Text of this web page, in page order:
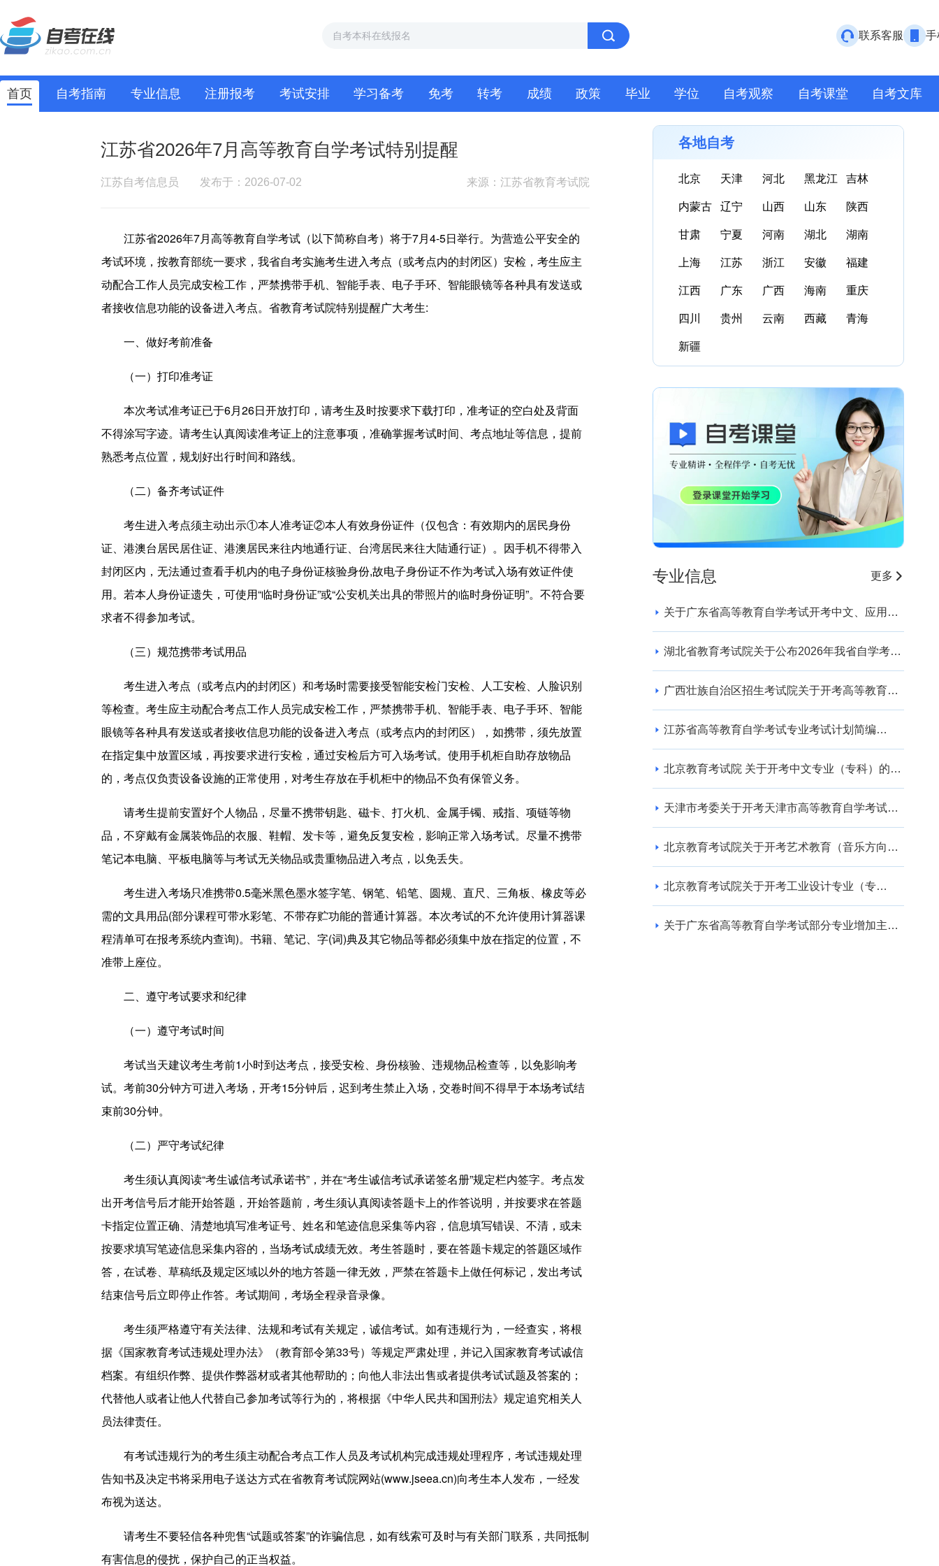
联系客服 手
首页 自考指南 专业信息 注册报考 考试安排 学习备考 免考 转考 成绩 政策 毕业 学位 自考观察 自考课堂 自考文库
江苏省2026年7月高等教育自学考试特别提醒
江苏自考信息员 发布于：2026-07-02 来源：江苏省教育考试院
江苏省2026年7月高等教育自学考试（以下简称自考）将于7月4-5日举行。为营造公平安全的
考试环境，按教育部统一要求，我省自考实施考生进入考点（或考点内的封闭区）安检，考生应主
动配合工作人员完成安检工作，严禁携带手机、智能手表、电子手环、智能眼镜等各种具有发送或
者接收信息功能的设备进入考点。省教育考试院特别提醒广大考生:
一、做好考前准备
（一）打印准考证
本次考试准考证已于6月26日开放打印，请考生及时按要求下载打印，准考证的空白处及背面
不得涂写字迹。请考生认真阅读准考证上的注意事项，准确掌握考试时间、考点地址等信息，提前
熟悉考点位置，规划好出行时间和路线。
（二）备齐考试证件
考生进入考点须主动出示①本人准考证②本人有效身份证件（仅包含：有效期内的居民身份
证、港澳台居民居住证、港澳居民来往内地通行证、台湾居民来往大陆通行证）。因手机不得带入
封闭区内，无法通过查看手机内的电子身份证核验身份,故电子身份证不作为考试入场有效证件使
用。若本人身份证遗失，可使用“临时身份证”或“公安机关出具的带照片的临时身份证明”。不符合要
求者不得参加考试。
（三）规范携带考试用品
考生进入考点（或考点内的封闭区）和考场时需要接受智能安检门安检、人工安检、人脸识别
等检查。考生应主动配合考点工作人员完成安检工作，严禁携带手机、智能手表、电子手环、智能
眼镜等各种具有发送或者接收信息功能的设备进入考点（或考点内的封闭区），如携带，须先放置
在指定集中放置区域，再按要求进行安检，通过安检后方可入场考试。使用手机柜自助存放物品
的，考点仅负责设备设施的正常使用，对考生存放在手机柜中的物品不负有保管义务。
请考生提前安置好个人物品，尽量不携带钥匙、磁卡、打火机、金属手镯、戒指、项链等物
品，不穿戴有金属装饰品的衣服、鞋帽、发卡等，避免反复安检，影响正常入场考试。尽量不携带
笔记本电脑、平板电脑等与考试无关物品或贵重物品进入考点，以免丢失。
考生进入考场只准携带0.5毫米黑色墨水签字笔、钢笔、铅笔、圆规、直尺、三角板、橡皮等必
需的文具用品(部分课程可带水彩笔、不带存贮功能的普通计算器。本次考试的不允许使用计算器课
程清单可在报考系统内查询)。书籍、笔记、字(词)典及其它物品等都必须集中放在指定的位置，不
准带上座位。
二、遵守考试要求和纪律
（一）遵守考试时间
考试当天建议考生考前1小时到达考点，接受安检、身份核验、违规物品检查等，以免影响考
试。考前30分钟方可进入考场，开考15分钟后，迟到考生禁止入场，交卷时间不得早于本场考试结
束前30分钟。
（二）严守考试纪律
考生须认真阅读“考生诚信考试承诺书”，并在“考生诚信考试承诺签名册”规定栏内签字。考点发
出开考信号后才能开始答题，开始答题前，考生须认真阅读答题卡上的作答说明，并按要求在答题
卡指定位置正确、清楚地填写准考证号、姓名和笔迹信息采集等内容，信息填写错误、不清，或未
按要求填写笔迹信息采集内容的，当场考试成绩无效。考生答题时，要在答题卡规定的答题区域作
答，在试卷、草稿纸及规定区域以外的地方答题一律无效，严禁在答题卡上做任何标记，发出考试
结束信号后立即停止作答。考试期间，考场全程录音录像。
考生须严格遵守有关法律、法规和考试有关规定，诚信考试。如有违规行为，一经查实，将根
据《国家教育考试违规处理办法》（教育部令第33号）等规定严肃处理，并记入国家教育考试诚信
档案。有组织作弊、提供作弊器材或者其他帮助的；向他人非法出售或者提供考试试题及答案的；
代替他人或者让他人代替自己参加考试等行为的，将根据《中华人民共和国刑法》规定追究相关人
员法律责任。
有考试违规行为的考生须主动配合考点工作人员及考试机构完成违规处理程序，考试违规处理
告知书及决定书将采用电子送达方式在省教育考试院网站(www.jseea.cn)向考生本人发布，一经发
布视为送达。
请考生不要轻信各种兜售“试题或答案”的诈骗信息，如有线索可及时与有关部门联系，共同抵制
有害信息的侵扰，保护自己的正当权益。
各地自考
北京 天津 河北 黑龙江 吉林
内蒙古 辽宁 山西 山东 陕西
甘肃 宁夏 河南 湖北 湖南
上海 江苏 浙江 安徽 福建
江西 广东 广西 海南 重庆
四川 贵州 云南 西藏 青海
新疆
专业信息 更多
关于广东省高等教育自学考试开考中文、应用英
湖北省教育考试院关于公布2026年我省自学考试
广西壮族自治区招生考试院关于开考高等教育自
江苏省高等教育自学考试专业考试计划简编
北京教育考试院 关于开考中文专业（专科）的通
天津市考委关于开考天津市高等教育自学考试电
北京教育考试院关于开考艺术教育（音乐方向）
北京教育考试院关于开考工业设计专业（专
关于广东省高等教育自学考试部分专业增加主考